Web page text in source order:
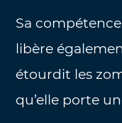
Sa
libère
étourdit les
qu’elle porte